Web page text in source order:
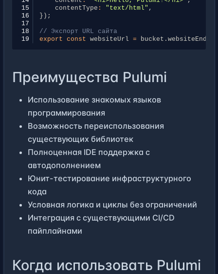
15
contentType : "text/html" ,
16
});
17
18
// Экспорт URL сайта
19
export const websiteUrl = bucket .
Преимущества Pulumi
Использование знакомых языков
программирования
Возможность переиспользования
существующих библиотек
Полноценная IDE поддержка с
автодополнением
Юнит-тестирование инфраструктурного
кода
Условная логика и циклы без ограничений
Интеграция с существующими CI/CD
пайплайнами
Когда использовать Pulumi